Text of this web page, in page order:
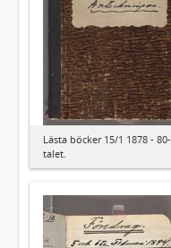
Lästa böcker 15/1 1878 - 80-
talet.